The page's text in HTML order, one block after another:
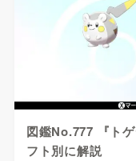
図鑑No.777 『ト
フト別に解説